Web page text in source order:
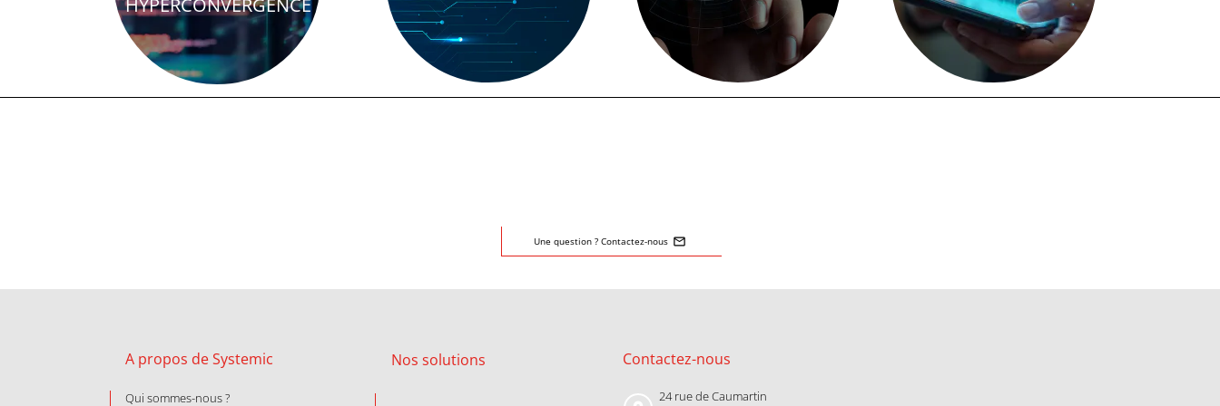
A propos de Systemic
Qui sommes-nous ?
Nos solutions
24 rue de Caumartin
Contactez-nous
HYPERCONVERGENCE
mail_outline
Une question ? Contactez-nous